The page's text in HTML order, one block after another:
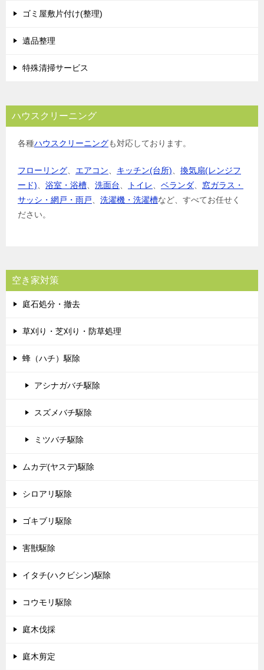
ゴミ屋敷片付け(整理)
遺品整理
特殊清掃サービス
ハウスクリーニング
各種ハウスクリーニングも対応しております。
フローリング エアコン キッチン(台所)
換気扇(レンジフ
ード)
浴室・浴槽 洗面台 トイレ ベランダ
窓ガラス・
サッシ・網戸・雨戸
洗濯機・洗濯槽など、すべてお任せく
ださい。
空き家対策
庭石処分・撤去
草刈り・芝刈り・防草処理
蜂（ハチ）駆除
アシナガバチ駆除
スズメバチ駆除
ミツバチ駆除
ムカデ(ヤスデ)駆除
シロアリ駆除
ゴキブリ駆除
害獣駆除
イタチ(ハクビシン)駆除
コウモリ駆除
庭木伐採
庭木剪定